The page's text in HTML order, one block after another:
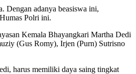
Dengan adanya beasiswa ini,
Polri ini.
Kemala Bhayangkari Martha Dedi
(Gus Romy), Irjen (Purn) Sutrisno
harus memiliki daya saing tingkat